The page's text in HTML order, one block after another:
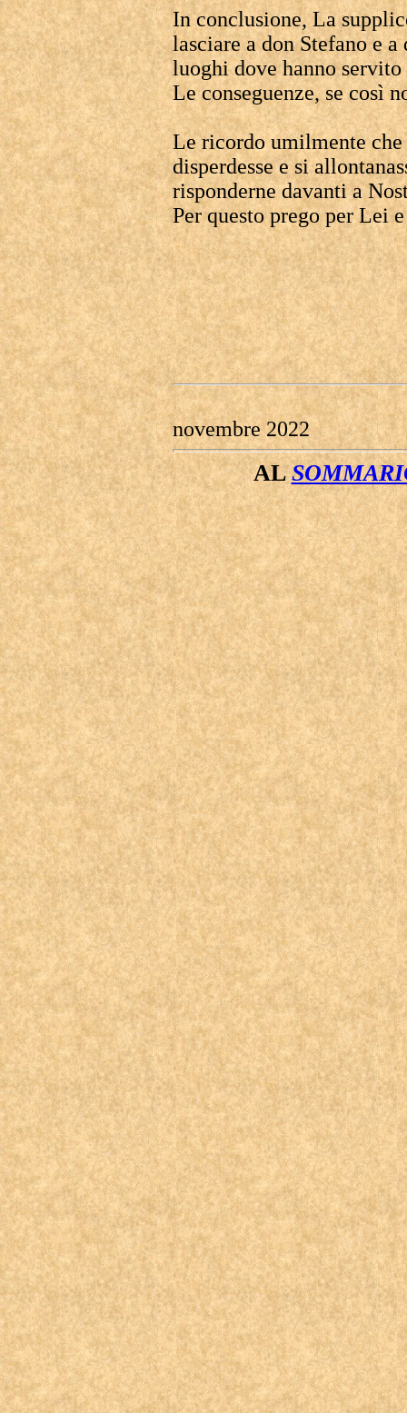
In conclusione, La
lasciare a don Stefano e
luoghi dove hanno
Le conseguenze, se così
Le ricordo umilmente che
disperdesse e si
risponderne davanti a
Per questo prego per Lei
novembre 2022
AL